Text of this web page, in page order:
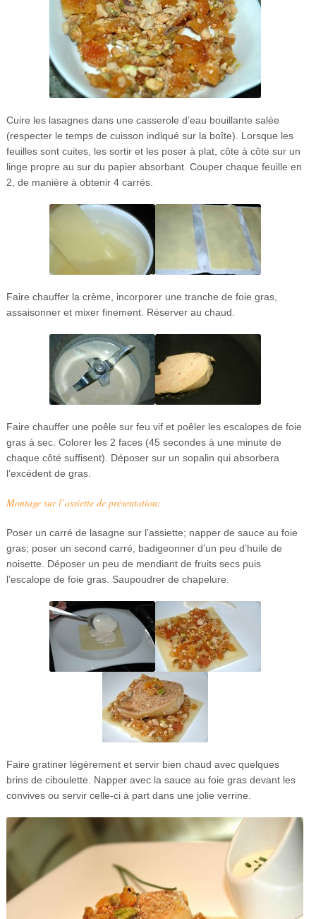
Cuire les lasagnes dans une casserole d’eau bouillante salée
(respecter le temps de cuisson indiqué sur la boîte). Lorsque les
feuilles sont cuites, les sortir et les poser à plat, côte à côte sur un
linge propre au sur du papier absorbant. Couper chaque feuille en
2, de manière à obtenir 4 carrés.
Faire chauffer la crème, incorporer une tranche de foie gras,
assaisonner et mixer finement. Réserver au chaud.
Faire chauffer une poêle sur feu vif et poêler les escalopes de foie
gras à sec. Colorer les 2 faces (45 secondes à une minute de
chaque côté suffisent). Déposer sur un sopalin qui absorbera
l’excédent de gras.
Montage sur l’assiette de présentation:
Poser un carré de lasagne sur l’assiette; napper de sauce au foie
gras; poser un second carré, badigeonner d’un peu d’huile de
noisette. Déposer un peu de mendiant de fruits secs puis
l’escalope de foie gras. Saupoudrer de chapelure.
Faire gratiner légèrement et servir bien chaud avec quelques
brins de ciboulette. Napper avec la sauce au foie gras devant les
convives ou servir celle-ci à part dans une jolie verrine.